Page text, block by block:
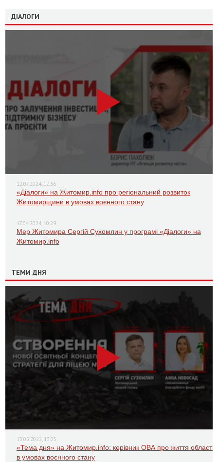
ДІАЛОГИ
12.07.2024, 12:36
«Діалоги» на Житомир.info про регіональний розвиток
Житомирщини в умовах воєнного стану
17.04.2024, 10:29
Мер Житомира Сергій Сухомлин у програмі «Діалоги» на
Житомир.info
ТЕМИ ДНЯ
13.05.2022, 13:25
«Тема дня» на Житомир.info: керівник ОВА про життя області
в умовах воєнного стану